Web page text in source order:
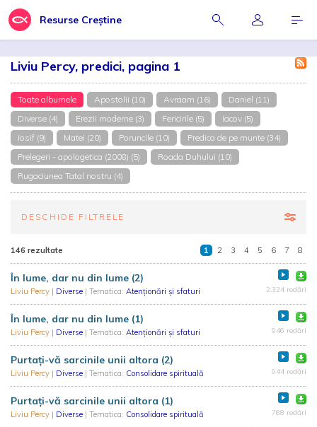
Resurse Creștine
Liviu Percy, predici, pagina 1
Toate albumele Apostolii (10) Avraam (16)
Daniel (11)
Diverse (4)
Erezii moderne (3) Fericirile (5)
Iacov (5)
Iosif (9)
Matei (20) Poruncile (10)
Predica de pe munte (34)
Prelegeri - apologetica (2008) (5)
Roada Duhului (10)
Rugaciunea Tatal nostru (4)
DESCHIDE FILTRELE
146 rezultate 1 2 3 4 5 6 7 8
În lume, dar nu din lume (2)
Liviu Percy | Diverse | Tematica: Atenționări și sfaturi 2.324 redări
În lume, dar nu din lume (1)
Liviu Percy | Diverse | Tematica: Atenționări și sfaturi 946 redări
Purtați-vă sarcinile unii altora (2)
Liviu Percy | Diverse | Tematica: Consolidare spirituală 944 redări
Purtați-vă sarcinile unii altora (1)
Liviu Percy | Diverse | Tematica: Consolidare spirituală 788 redări